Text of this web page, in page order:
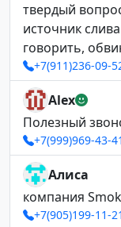
твердый
источник
говорить,
+7(911)236-09-
Alex
Полезный
+7(999)969-43-41
Алиса
компания
+7(905)199-11-21